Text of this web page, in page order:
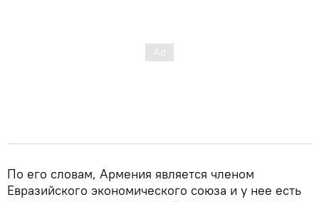
По его словам, Армения является членом
Евразийского экономического союза и у нее есть